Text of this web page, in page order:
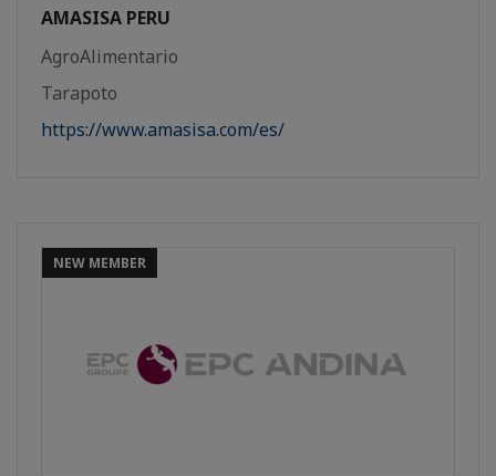
AMASISA PERU
AgroAlimentario
Tarapoto
https://www.amasisa.com/es/
NEW MEMBER